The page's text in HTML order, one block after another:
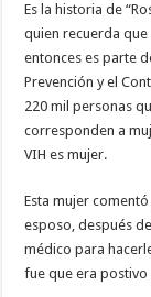
Es la historia de
quien recuerda que
entonces es parte
Prevención y el
220 mil personas
corresponden a
VIH es mujer.
Esta mujer
esposo, después
médico para
fue que era postivo